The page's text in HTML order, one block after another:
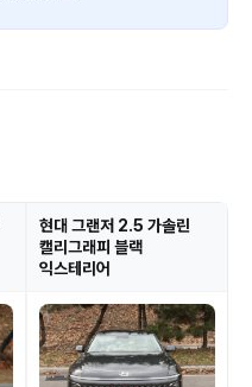
현대 그랜저 2.5 가솔린
캘리그래피 블랙
익스테리어